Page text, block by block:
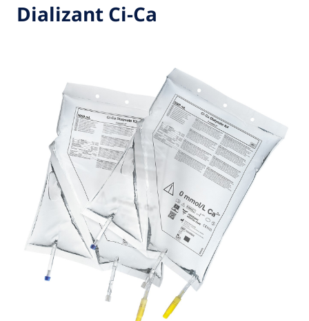
Dializant Ci‑Ca